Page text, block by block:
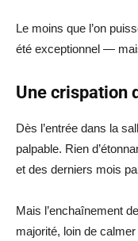
Le moins que l’on
été exceptionnel —
Une crispation
Dès l’entrée dans la
palpable. Rien
et des derniers mois
Mais l’enchaînement
majorité, loin de